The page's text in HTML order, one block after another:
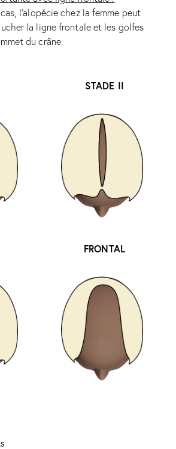
l’alopécie chez la femme peut
la ligne frontale et les golfes
du crâne.
STADE II
FRONTAL